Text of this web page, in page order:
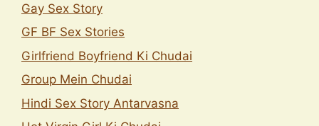
Gay Sex Story
GF BF Sex Stories
Girlfriend Boyfriend Ki Chudai
Group Mein Chudai
Hindi Sex Story Antarvasna